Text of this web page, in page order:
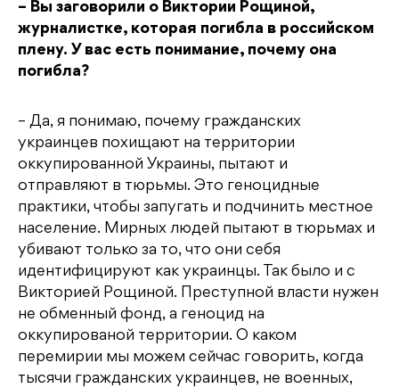
– Вы заговорили о Виктории Рощиной,
журналистке, которая погибла в российском
плену. У вас есть понимание, почему она
погибла?
– Да, я понимаю, почему гражданских
украинцев похищают на территории
оккупированной Украины, пытают и
отправляют в тюрьмы. Это геноцидные
практики, чтобы запугать и подчинить местное
население. Мирных людей пытают в тюрьмах и
убивают только за то, что они себя
идентифицируют как украинцы. Так было и с
Викторией Рощиной. Преступной власти нужен
не обменный фонд, а геноцид на
оккупированой территории. О каком
перемирии мы можем сейчас говорить, когда
тысячи гражданских украинцев, не военных,